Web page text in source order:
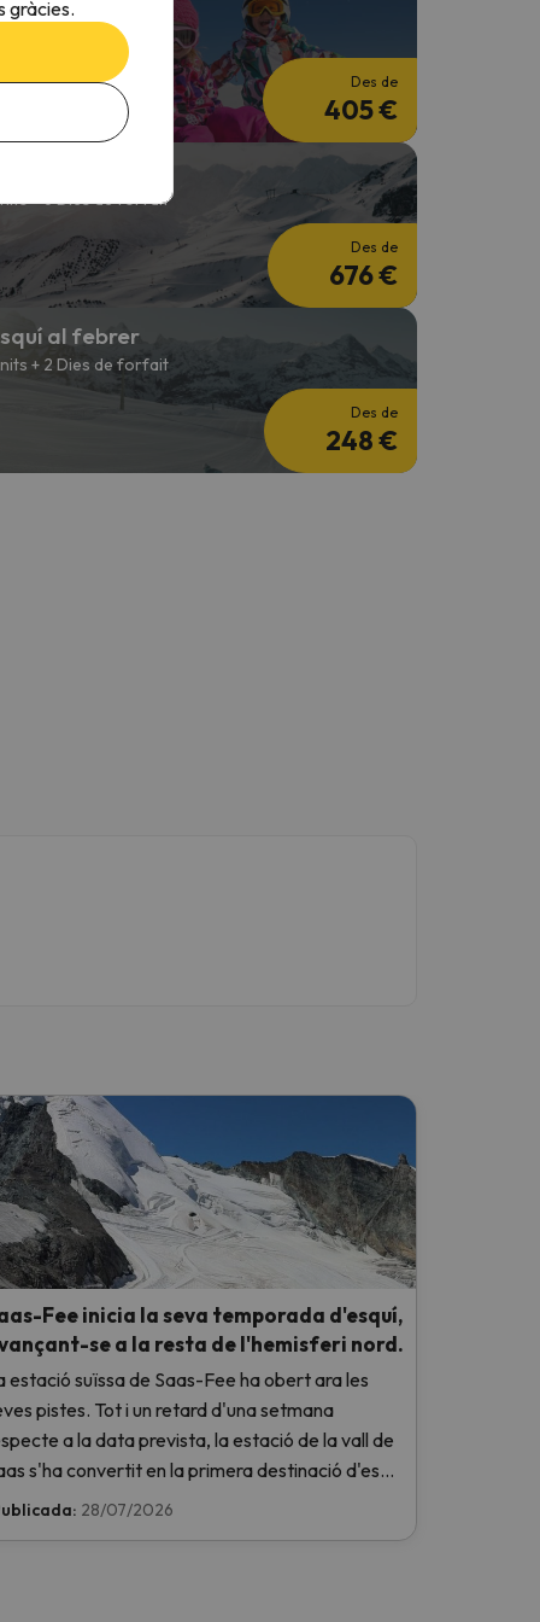
nits + 3 Dies de forfait
Des de
405 €
+ 6 Dies de forfait
Des de
676 €
al febrer
+ 2 Dies de forfait
Des de
248 €
Fee inicia la seva temporada d'esquí,
se a la resta de l'hemisferi nord.
estació suïssa de Saas-Fee ha obert ara les
pistes. Tot i un retard d'una setmana
a la data prevista, la estació de la vall de
s'ha convertit en la primera destinació d'esquí
l'hemisferi nord a donar el tret de sortida a la
28/07/2026
gràcies.